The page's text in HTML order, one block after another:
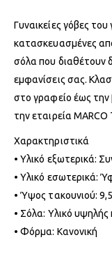
Γυναικείες γόβες
κατασκευασμένες
σόλα που διαθέτουν
εμφανίσεις σας.
στο γραφείο έως
την εταιρεία
Χαρακτηριστικά
• Υλικό εξωτερικά:
• Υλικό εσωτερικά:
• Ύψος τακουνιού:
• Σόλα: Υλικό υψηλής
• Φόρμα: Κανονική